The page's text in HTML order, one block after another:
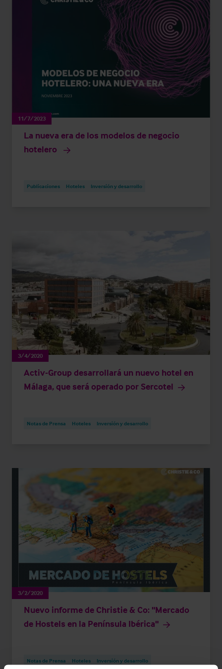
11/7/2023
La nueva era de los modelos de negocio
hotelero
Publicaciones Hoteles Inversión y desarrollo
3/4/2020
Activ-Group desarrollará un nuevo hotel en
Málaga, que será operado por Sercotel
Notas de Prensa Hoteles Inversión y desarrollo
3/2/2020
Nuevo informe de Christie & Co: "Mercado
de Hostels en la Península Ibérica"
Notas de Prensa Hoteles Inversión y desarrollo